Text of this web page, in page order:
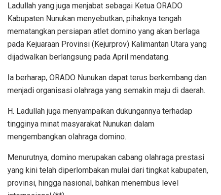
Ladullah yang juga menjabat sebagai Ketua ORADO
Kabupaten Nunukan menyebutkan, pihaknya tengah
mematangkan persiapan atlet domino yang akan berlaga
pada Kejuaraan Provinsi (Kejurprov) Kalimantan Utara yang
dijadwalkan berlangsung pada April mendatang.
Ia berharap, ORADO Nunukan dapat terus berkembang dan
menjadi organisasi olahraga yang semakin maju di daerah.
H. Ladullah juga menyampaikan dukungannya terhadap
tingginya minat masyarakat Nunukan dalam
mengembangkan olahraga domino.
Menurutnya, domino merupakan cabang olahraga prestasi
yang kini telah diperlombakan mulai dari tingkat kabupaten,
provinsi, hingga nasional, bahkan menembus level